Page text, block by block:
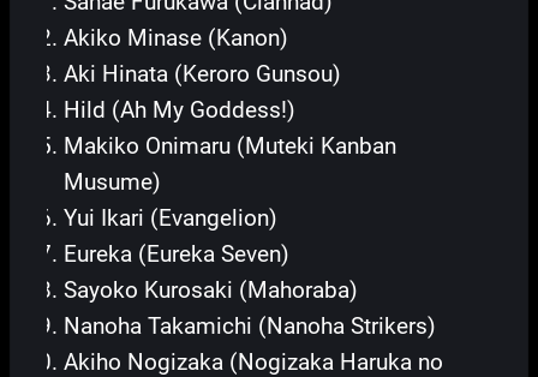
Akiko Minase (Kanon)
Aki Hinata (Keroro Gunsou)
Hild (Ah My Goddess!)
Makiko Onimaru (Muteki Kanban
Musume)
Yui Ikari (Evangelion)
Eureka (Eureka Seven)
Sayoko Kurosaki (Mahoraba)
Nanoha Takamichi (Nanoha Strikers)
Akiho Nogizaka (Nogizaka Haruka no